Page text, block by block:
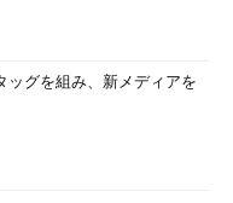
ッグを組み、新メディアを